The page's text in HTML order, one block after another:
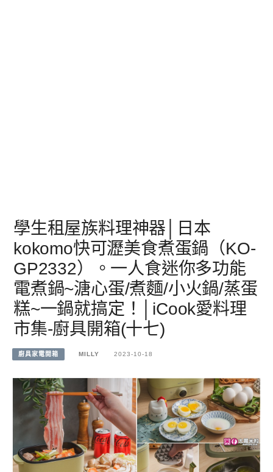
學生租屋族料理神器│日本
kokomo快可瀝美食煮蛋鍋（KO-
GP2332）。一人食迷你多功能
電煮鍋~溏心蛋/煮麵/小火鍋/蒸蛋
糕~一鍋就搞定！│iCook愛料理
市集-廚具開箱(十七)
廚具家電開箱 MILLY 2023-10-18